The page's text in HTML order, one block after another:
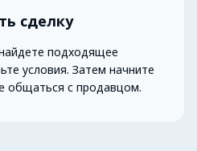
сделку
подходящее
условия. Затем начните
общаться с продавцом.